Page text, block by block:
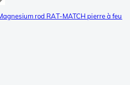
rod RAT-MATCH pierre à feu